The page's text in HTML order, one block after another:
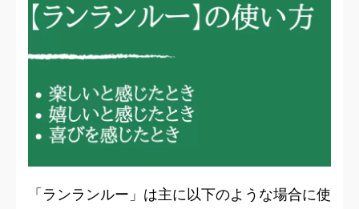
「ランランルー」は主に以下のような場合に使